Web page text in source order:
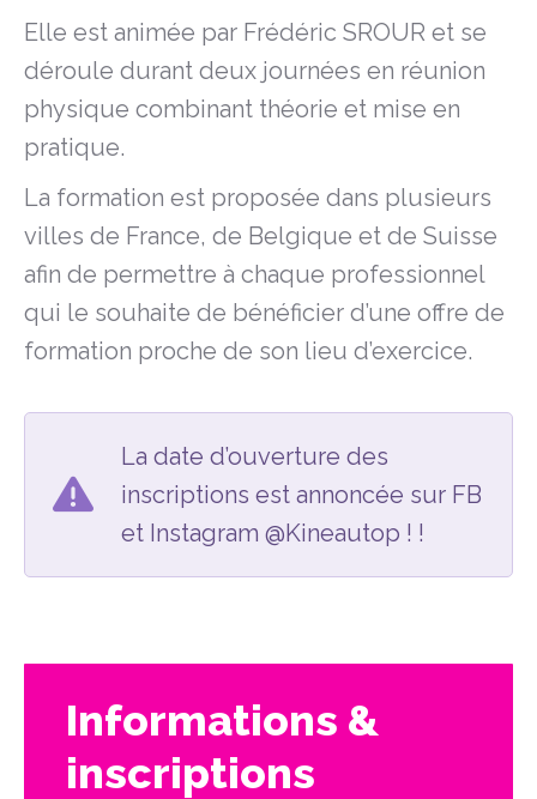
Elle est animée par Frédéric SROUR et se
déroule durant deux journées en réunion
physique combinant théorie et mise en
pratique.
La formation est proposée dans plusieurs
villes de France, de Belgique et de Suisse
afin de permettre à chaque professionnel
qui le souhaite de bénéficier d’une offre de
formation proche de son lieu d’exercice.
La date d’ouverture des
inscriptions est annoncée sur FB
et Instagram @Kineautop ! !
Informations &
inscriptions